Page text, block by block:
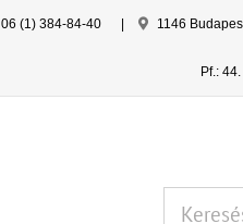
06 (1) 384-84-40 1146
Pf.: 44.